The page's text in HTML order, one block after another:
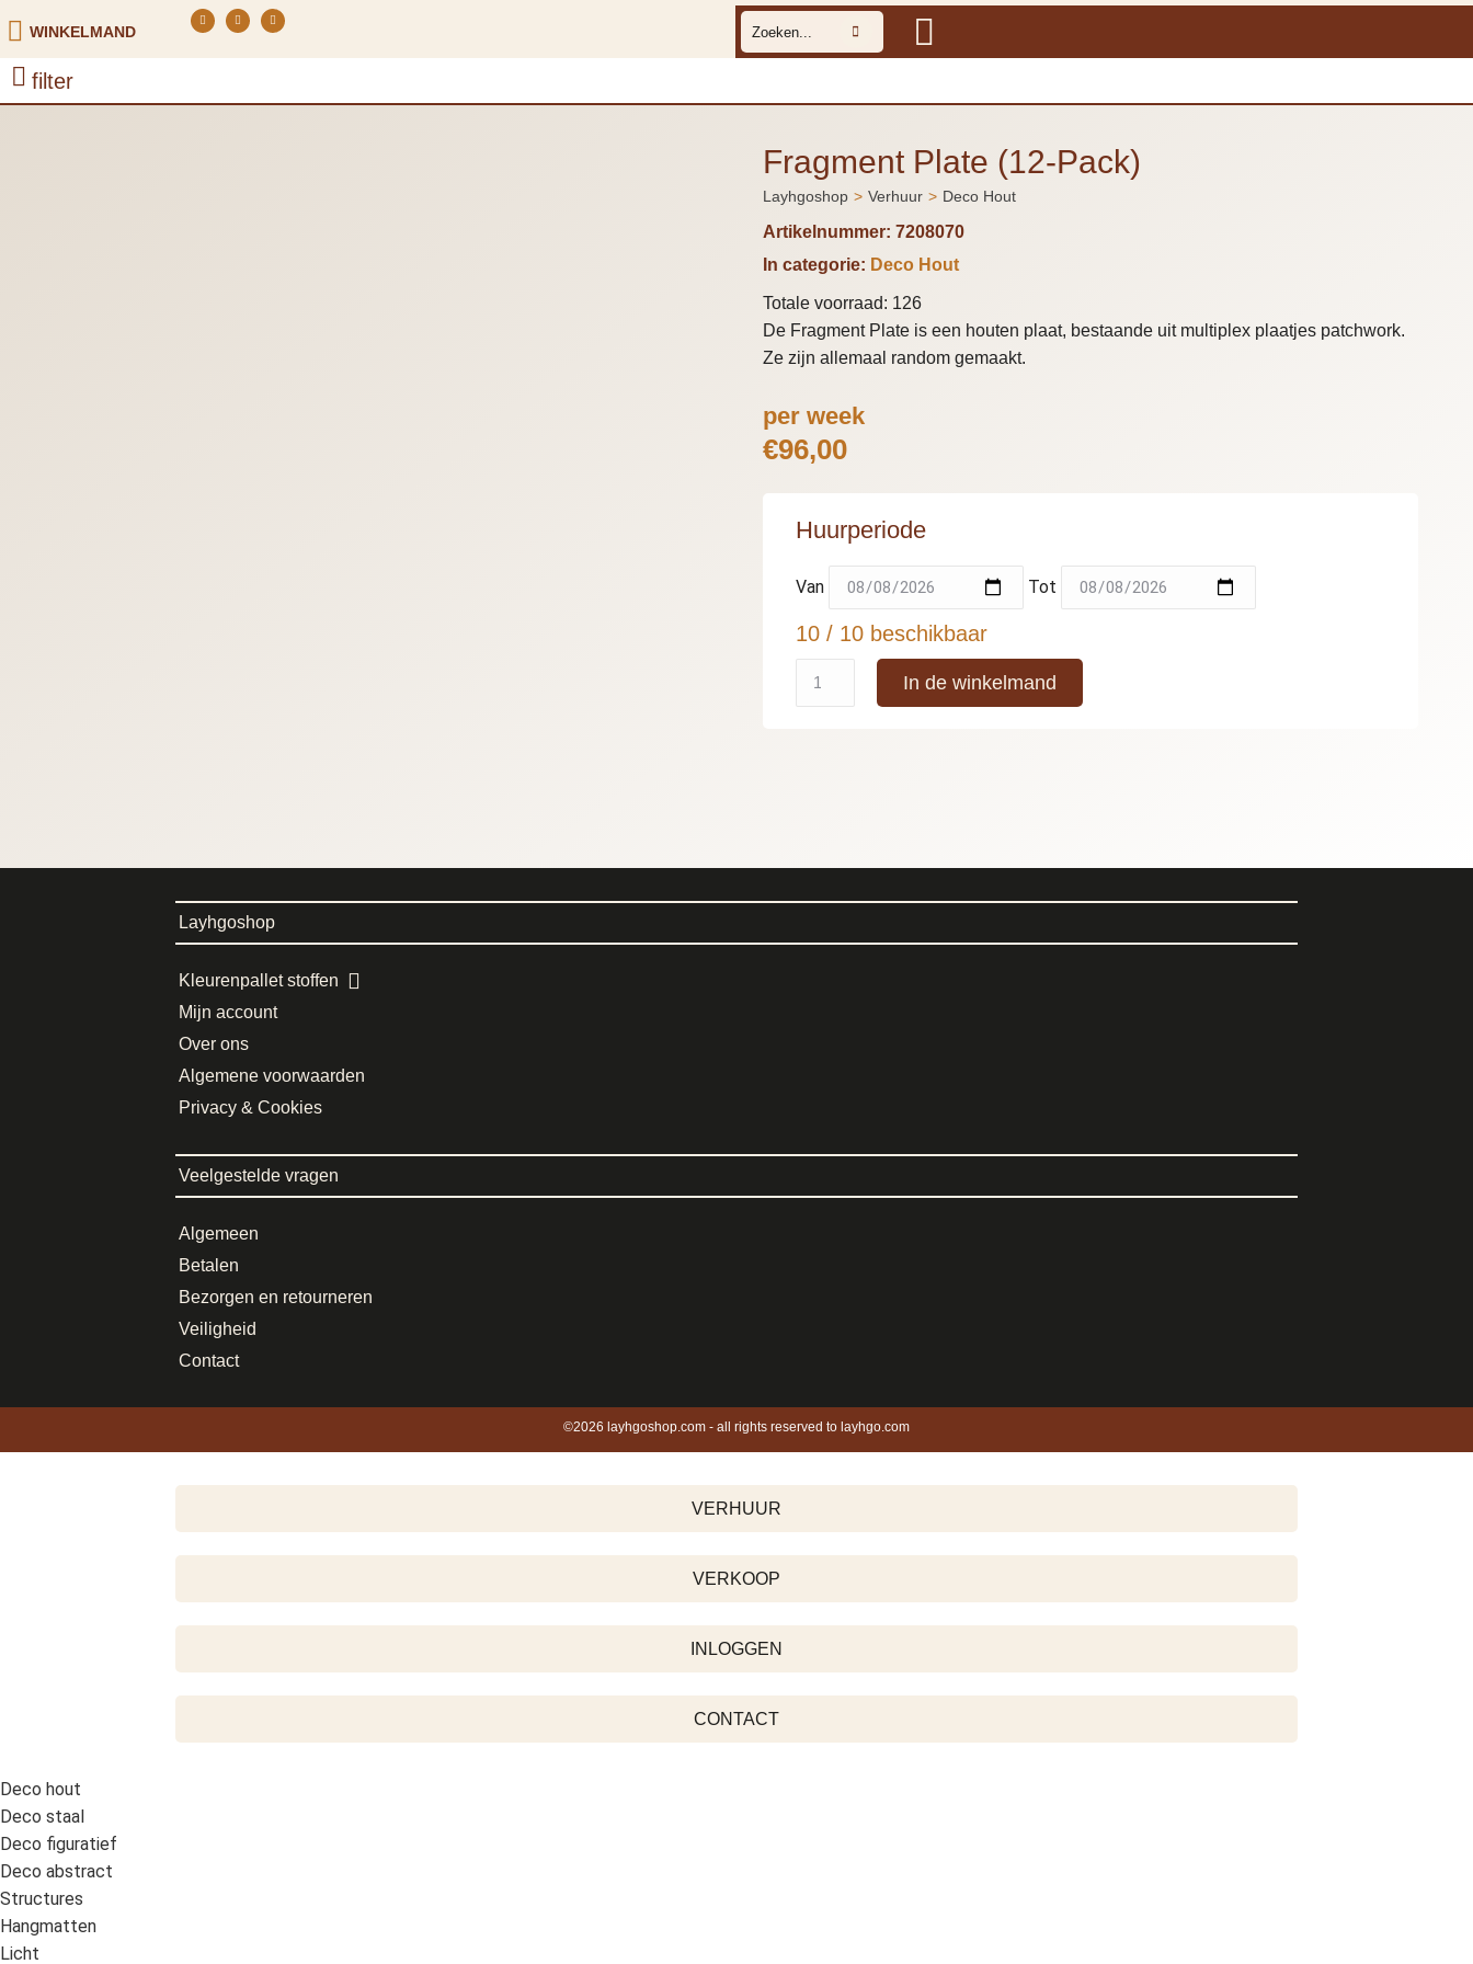
WINKELMAND
filter
Fragment Plate (12-Pack)
Je bent hier:
Layhgoshop Verhuur Deco Hout
Artikelnummer:7208070
In categorie: Deco Hout
Totale voorraad: 126
De Fragment Plate is een houten plaat, bestaande uit multiplex plaatjes patchwork.
Ze zijn allemaal random gemaakt.
per week
€96,00
Huurperiode
Van Tot
10 / 10 beschikbaar
In de winkelmand
Layhgoshop
Kleurenpallet stoffen
Mijn account
Over ons
Algemene voorwaarden
Privacy & Cookies
Veelgestelde vragen
Algemeen
Betalen
Bezorgen en retourneren
Veiligheid
Contact
©2026 layhgoshop.com - all rights reserved to layhgo.com
VERHUUR
VERKOOP
INLOGGEN
CONTACT
Deco hout
Deco staal
Deco figuratief
Deco abstract
Structures
Hangmatten
Licht